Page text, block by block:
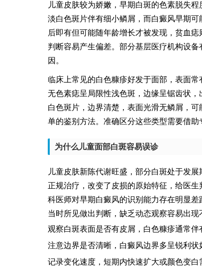
儿童皮肤较为娇嫩，早期白斑的色素脱失
淡白色斑片伴有细小鳞屑，而白癜风早期
后即有但可能随年龄增长才被发现，贫血
判断容易产生偏差。部分基层医疗机构设
因。
临床上常见的白色糠疹好发于面部，表面
无色素痣呈局限性浅色斑，边缘呈锯齿状
白色斑片，边界清楚，表面光滑无鳞屑，
单的鉴别方法。准确区分这些类型需要借
为什么儿童面部白斑容易误诊
儿童皮肤新陈代谢旺盛，部分白斑处于发
正规治疗，改变了皮损的原始特征，给医
科医师对早期白癜风的识别能力存在明显
当时所见做出判断，缺乏动态观察容易出现
观察白斑表面是否有皮屑，白色糠疹通常
注意边界是否清晰，白癜风边界多呈锐利状
记录变化速度，短期内快速扩大或颜色变白